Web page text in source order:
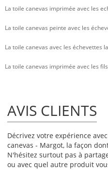
La toile canevas imprimée avec les
La toile canevas peinte avec les
La toile canevas avec les échevettes
La toile canevas imprimée avec les
AVIS CLIENTS
Décrivez votre expérience
canevas - Margot, la façon
N'hésitez surtout pas à
ou avec quel autre produit